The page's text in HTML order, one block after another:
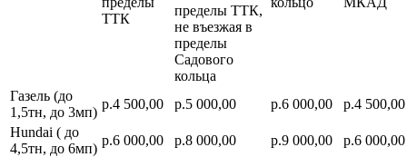
ТТК
пределы ТТК,
не въезжая в
пределы
Садового
кольца
Газель (до
1,5тн, до 3мп)
р.4 500,00 р.5 000,00 р.6 000,00
р.4 500,00
Hundai ( до
4,5тн, до 6мп)
р.6 000,00 р.8 000,00 р.9 000,00
р.6 000,00